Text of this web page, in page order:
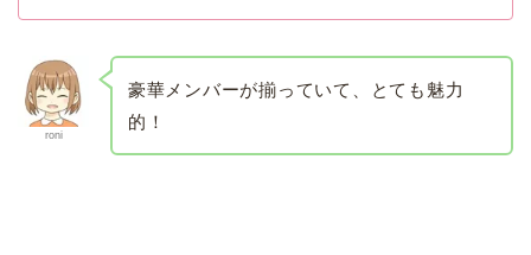
roni
豪華メンバーが揃っていて、とても魅力
的！